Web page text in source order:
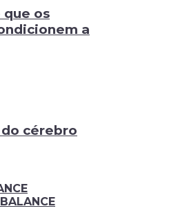
que os
a
cérebro